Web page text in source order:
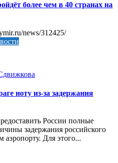
более чем в 40 странах на
news/312425/
ноту из-за задержания
России полные
задержания российского
аэропорту. Для этого...